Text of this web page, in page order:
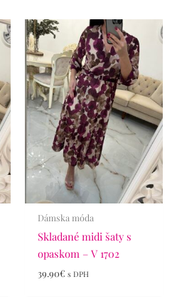
Dámska móda
Skladané midi šaty s
opaskom – V 1702
39.90€ s DPH